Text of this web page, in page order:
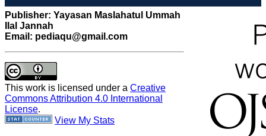
Publisher: Yayasan Maslahatul Ummah
Ilal Jannah
Email: pediaqu@gmail.com
This work is licensed under a Creative
Commons Attribution 4.0 International
License.
View My Stats